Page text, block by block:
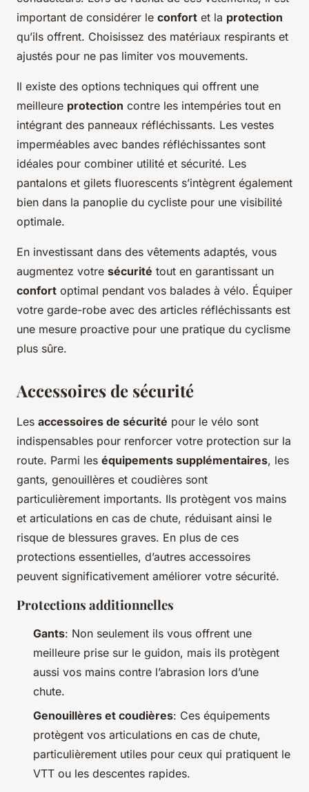
important de considérer le confort et la protection
qu’ils offrent. Choisissez des matériaux respirants et
ajustés pour ne pas limiter vos mouvements.
Il existe des options techniques qui offrent une
meilleure protection contre les intempéries tout en
intégrant des panneaux réfléchissants. Les vestes
imperméables avec bandes réfléchissantes sont
idéales pour combiner utilité et sécurité. Les
pantalons et gilets fluorescents s’intègrent également
bien dans la panoplie du cycliste pour une visibilité
optimale.
En investissant dans des vêtements adaptés, vous
augmentez votre sécurité tout en garantissant un
confort optimal pendant vos balades à vélo. Équiper
votre garde-robe avec des articles réfléchissants est
une mesure proactive pour une pratique du cyclisme
plus sûre.
Accessoires de sécurité
Les accessoires de sécurité pour le vélo sont
indispensables pour renforcer votre protection sur la
route. Parmi les équipements supplémentaires, les
gants, genouillères et coudières sont
particulièrement importants. Ils protègent vos mains
et articulations en cas de chute, réduisant ainsi le
risque de blessures graves. En plus de ces
protections essentielles, d’autres accessoires
peuvent significativement améliorer votre sécurité.
Protections additionnelles
Gants: Non seulement ils vous offrent une
meilleure prise sur le guidon, mais ils protègent
aussi vos mains contre l’abrasion lors d’une
chute.
Genouillères et coudières: Ces équipements
protègent vos articulations en cas de chute,
particulièrement utiles pour ceux qui pratiquent le
VTT ou les descentes rapides.